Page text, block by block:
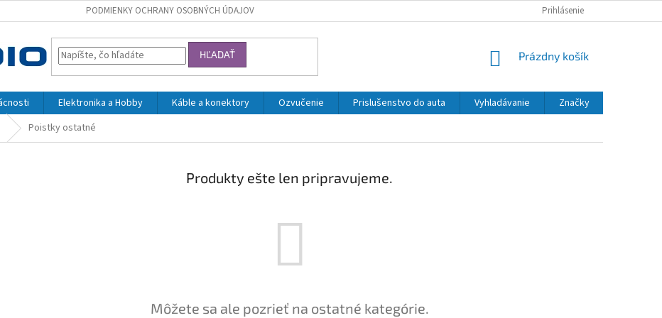
PODMIENKY OCHRANY OSOBNÝCH ÚDAJOV Prihlásenie
HĽADAŤ
NÁKUPNÝ
Prázdny košík
Elektronika a Hobby Káble a konektory Ozvučenie Prislušenstvo do auta Vyhladávanie
Značky
Poistky ostatné
Produkty ešte len pripravujeme.
Môžete sa ale pozrieť na ostatné kategórie.